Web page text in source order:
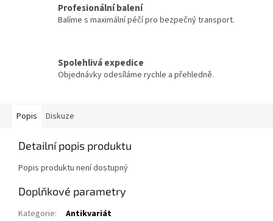
Profesionální balení
Balíme s maximální péčí pro bezpečný transport.
Spolehlivá expedice
Objednávky odesíláme rychle a přehledně.
Popis Diskuze
Detailní popis produktu
Popis produktu není dostupný
Doplňkové parametry
Kategorie:
Antikvariát